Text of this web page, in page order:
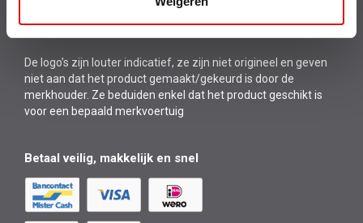
De logo’s zijn louter indicatief, ze zijn niet origineel en geven
niet aan dat het product gemaakt/gekeurd is door de
merkhouder. Ze beduiden enkel dat het product geschikt is
voor een bepaald merkvoertuig
Betaal veilig, makkelijk en snel